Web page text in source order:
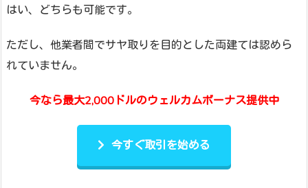
はい、どちらも可能です。
ただし、他業者間でサヤ取りを目的とした両建ては認めら
れていません。
今なら最大2,000ドルのウェルカムボーナス提供中
今すぐ取引を始める